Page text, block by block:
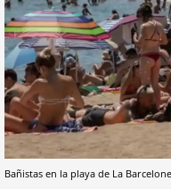
Bañistas en la playa de La